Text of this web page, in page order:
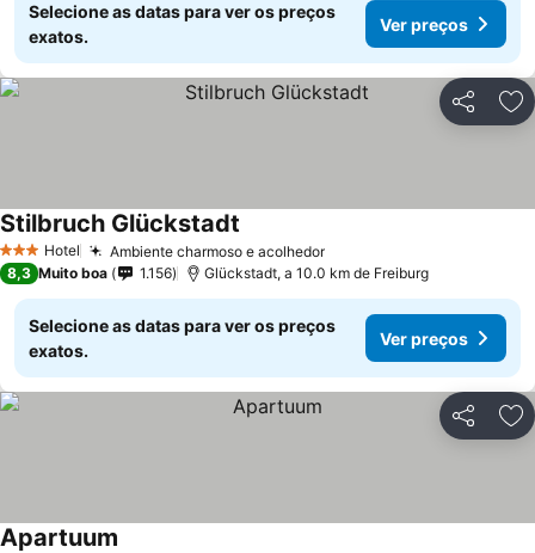
Selecione as datas para ver os preços
exatos.
Ver preços
Partilhar
3 EstrelasHotel Ambiente charmoso e acolhedor
Stilbruch Glückstadt
8,3 Muito boa 1.156 Glückstadt, a 10.0 km de Freiburg
Selecione as datas para ver os preços
exatos.
Ver preços
Partilhar
Apartuum